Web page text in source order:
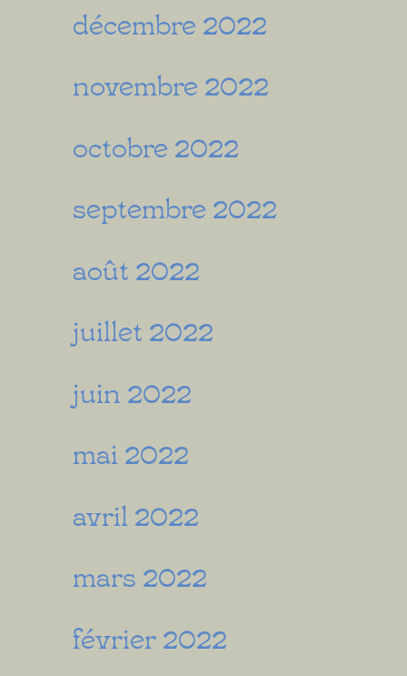
décembre 2022
novembre 2022
octobre 2022
septembre 2022
août 2022
juillet 2022
juin 2022
mai 2022
avril 2022
mars 2022
février 2022